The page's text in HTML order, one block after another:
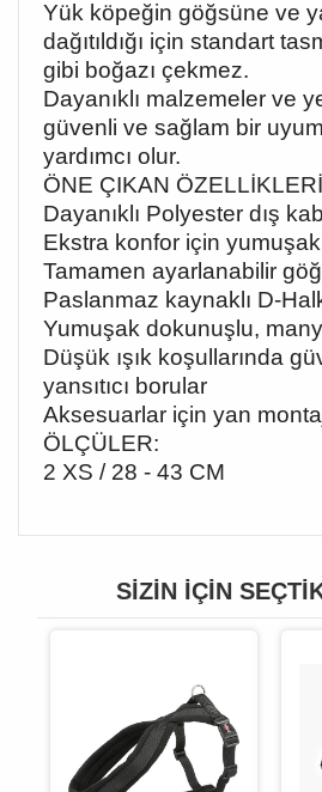
Yük köpeğin göğsüne ve
dağıtıldığı için standart
gibi boğazı çekmez.
Dayanıklı malzemeler ve
güvenli ve sağlam bir
yardımcı olur.
ÖNE ÇIKAN
Dayanıklı Polyester dış
Ekstra konfor için
Tamamen ayarlanabilir
Paslanmaz kaynaklı D-
Yumuşak dokunuşlu,
Düşük ışık koşullarında
yansıtıcı borular
Aksesuarlar için yan
ÖLÇÜLER:
2 XS / 28 - 43 CM
SIZIN İÇIN